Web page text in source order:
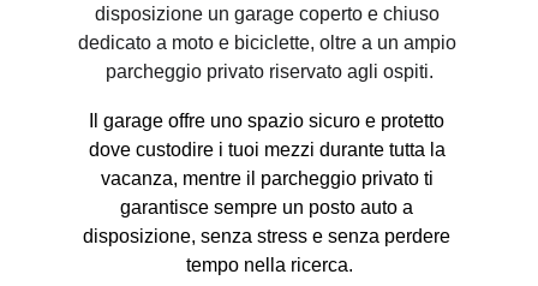
disposizione un garage coperto e chiuso
dedicato a moto e biciclette, oltre a un ampio
parcheggio privato riservato agli ospiti.
Il garage offre uno spazio sicuro e protetto
dove custodire i tuoi mezzi durante tutta la
vacanza, mentre il parcheggio privato ti
garantisce sempre un posto auto a
disposizione, senza stress e senza perdere
tempo nella ricerca.